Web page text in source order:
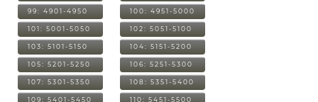
99: 4901-4950 100: 4951-5000
101: 5001-5050 102: 5051-5100
103: 5101-5150 104: 5151-5200
105: 5201-5250 106: 5251-5300
107: 5301-5350 108: 5351-5400
109: 5401-5450 110: 5451-5500